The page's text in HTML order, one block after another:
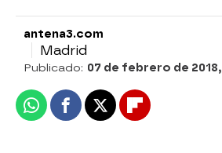
antena3.com
Madrid
Publicado: 07 de febrero de 2018,
WhatsappFacebook
X Flipboard